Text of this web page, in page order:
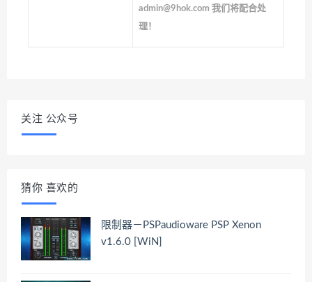
admin@9hok.com 我们将配合处
理！
关注 公众号
猜你 喜欢的
限制器－PSPaudioware PSP Xenon
v1.6.0 [WiN]